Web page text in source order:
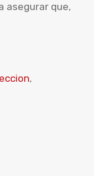
asegurar que,
,